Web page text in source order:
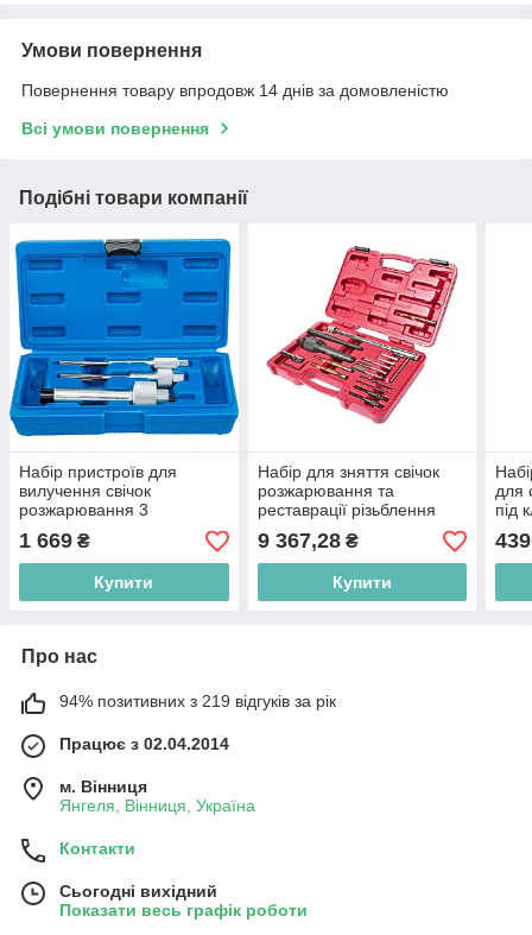
Умови повернення
Повернення товару впродовж 14 днів за домовленістю
Всі умови повернення
Подібні товари компанії
Набір пристроїв для
вилучення свічок
розжарювання 3
предмети, в кейсі
ROCKFORCE RF-903G16
1 669 ₴
Купити
Набір для зняття свічок
розжарювання та
реставрації різьблення
9 367,28₴
Купити
для
під
439
Про нас
94% позитивних з 219 відгуків за рік
Працює з 02.04.2014
м. Вінниця
Янгеля, Вінниця, Україна
Контакти
Сьогодні вихідний
Показати весь графік роботи